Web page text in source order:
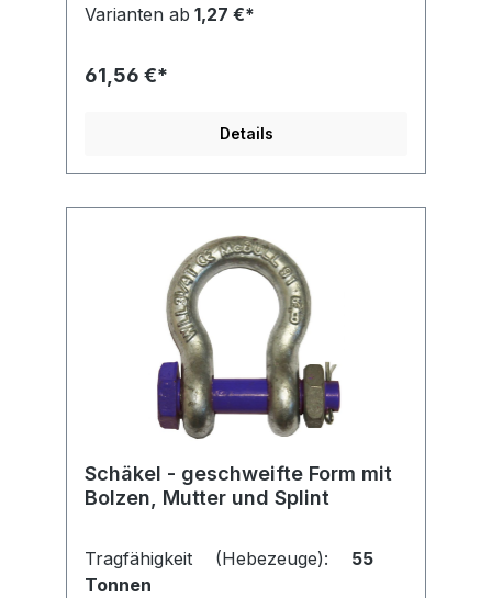
Varianten ab 1,27 €*
61,56 €*
Details
Schäkel - geschweifte Form mit
Bolzen, Mutter und Splint
Tragfähigkeit (Hebezeuge): 55
Tonnen